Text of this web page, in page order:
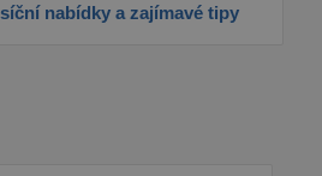
nabídky a zajímavé tipy